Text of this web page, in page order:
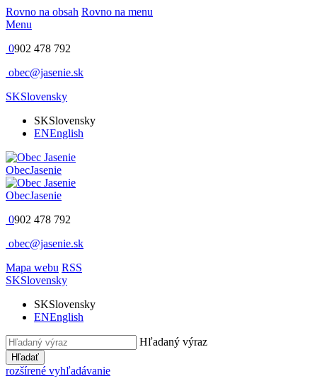
Rovno na obsah Rovno na menu
Menu
0902 478 792
obec@jasenie.sk
SKSlovensky
SKSlovensky
ENEnglish
ObecJasenie
ObecJasenie
0902 478 792
obec@jasenie.sk
Mapa webu RSS
SKSlovensky
SKSlovensky
ENEnglish
Hľadaný výraz
Hľadať
rozšírené vyhľadávanie